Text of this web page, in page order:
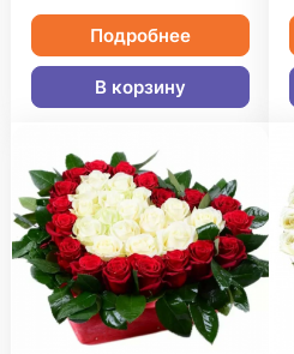
Подробнее
В корзину